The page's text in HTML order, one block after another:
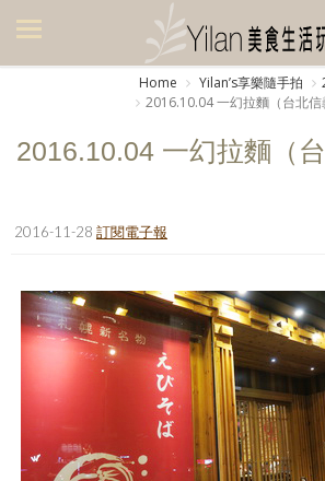
美食集
廚房集
旅遊美食集
生活風
書房集
日記簿
享樂隨手拍
Home Yilanʼs享樂隨手拍
2016.10.04 一幻拉麵（台北信
2016.10.04 一幻拉麵（台
2016-11-28 訂閱電子報